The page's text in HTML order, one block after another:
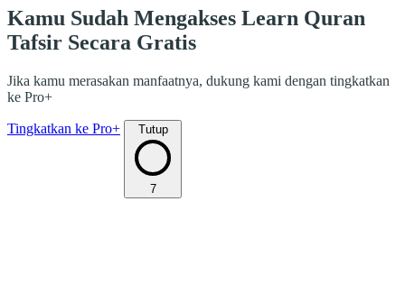
Kamu Sudah Mengakses Learn Quran
Tafsir Secara Gratis
Jika kamu merasakan manfaatnya, dukung kami dengan tingkatkan
ke Pro+
Tingkatkan ke Pro+ Tutup
7